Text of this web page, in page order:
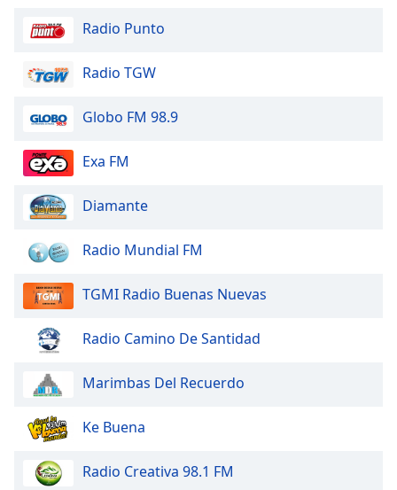
Close
Modal
dialog
Radio Punto
Radio TGW
Globo FM 98.9
Exa FM
Diamante
Radio Mundial FM
TGMI Radio Buenas Nuevas
Radio Camino De Santidad
Marimbas Del Recuerdo
Ke Buena
Radio Creativa 98.1 FM